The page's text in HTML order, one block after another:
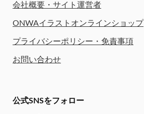
会社概要・サイト運営者
ONWAイラストオンラインショップ
プライバシーポリシー・免責事項
お問い合わせ
公式SNSをフォロー